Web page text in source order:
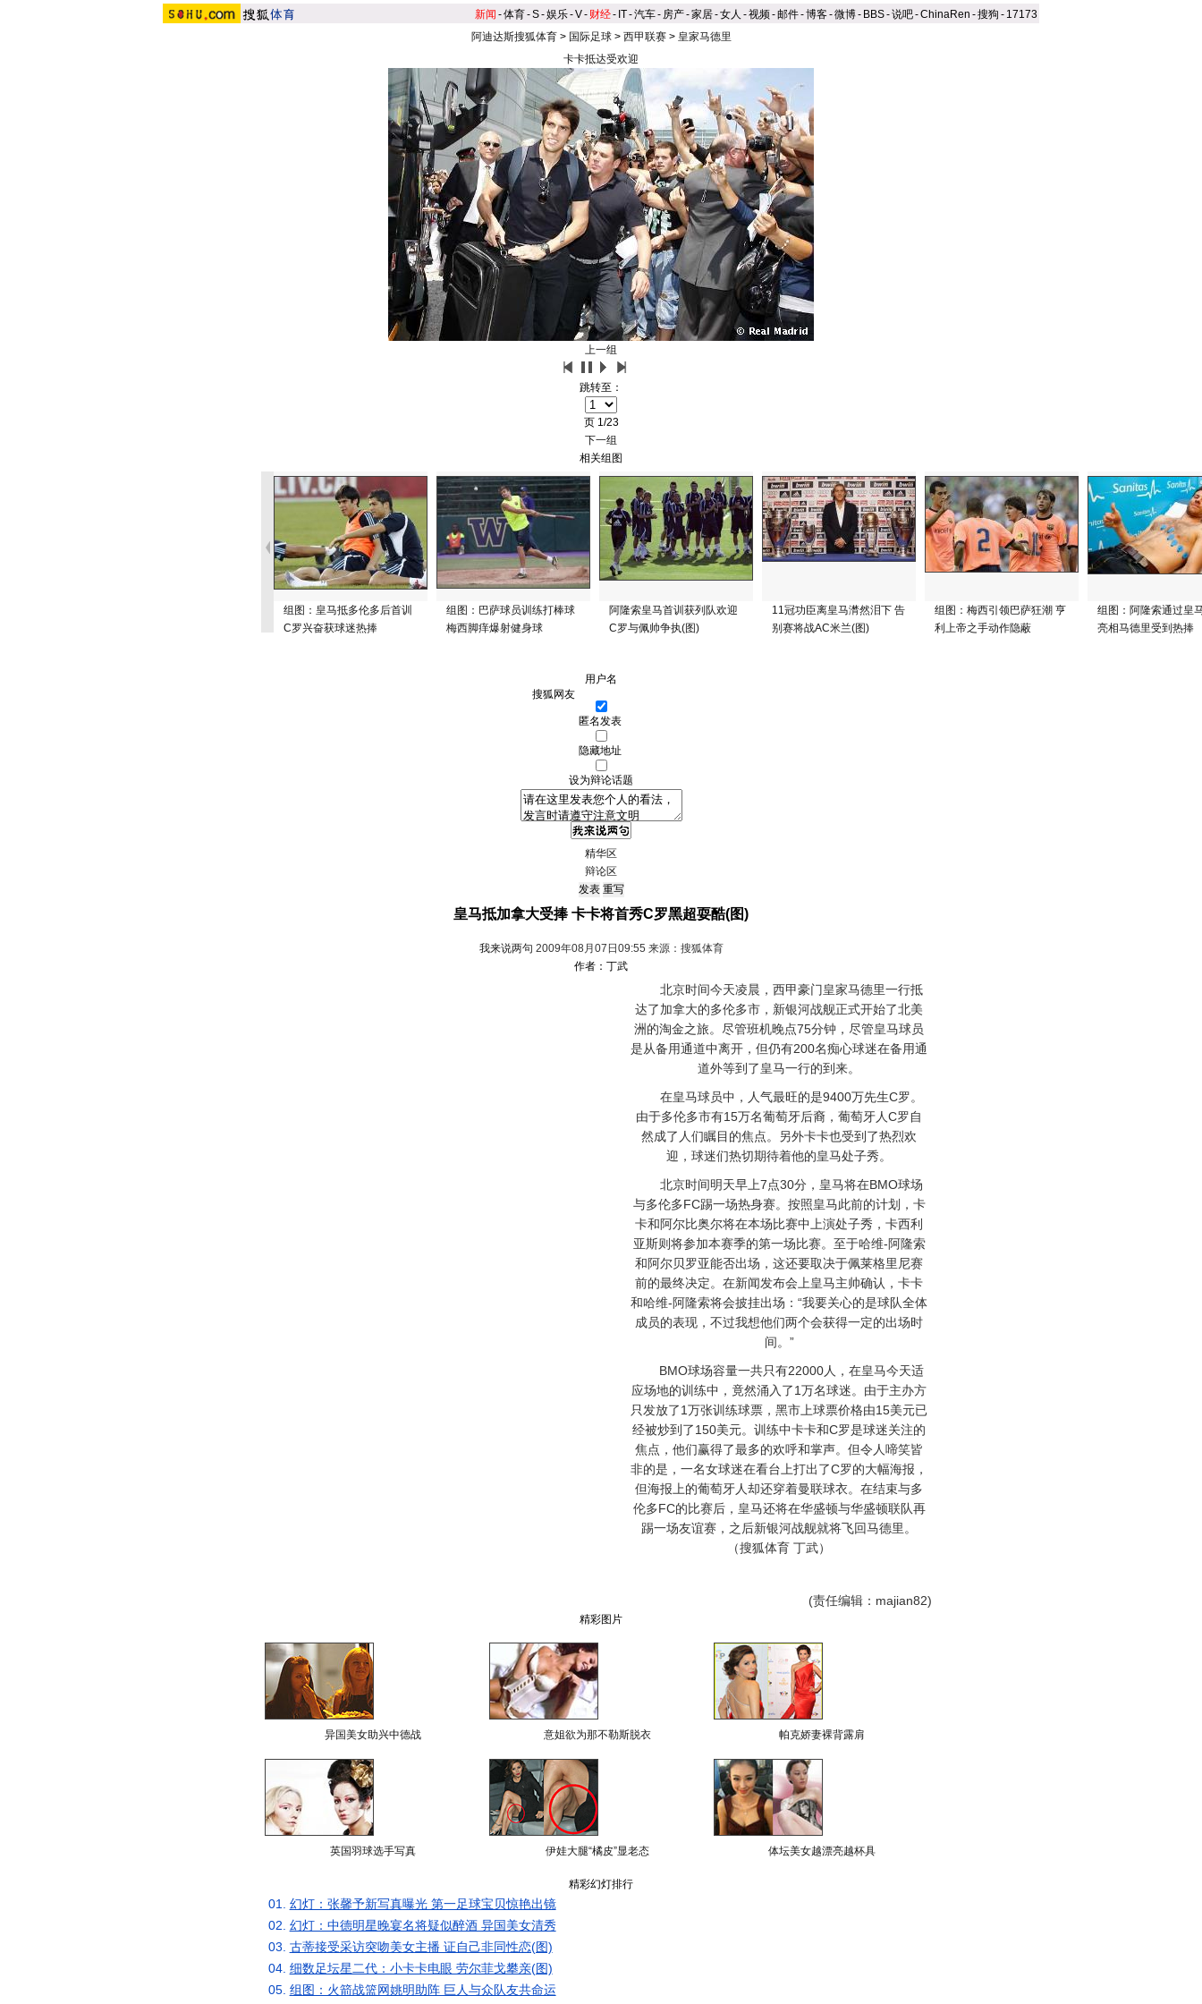
新闻 -体育-S-娱乐-V- 财经- IT-汽车- 房产-家居-女人 -视频-邮件-博客-微博- BBS-说吧-ChinaRen -搜狗 - 17173
阿迪达斯搜狐体育> 国际足球> 西甲联赛> 皇家马德里
卡卡抵达受欢迎
上一组
跳转至：
页 1/23
下一组
相关组图
组图：皇马抵多伦多后首训
C罗兴奋获球迷热捧
组图：巴萨球员训练打棒球
梅西脚痒爆射健身球
阿隆索皇马首训获列队欢迎
C罗与佩帅争执(图)
11冠功臣离皇马潸然泪下 告
别赛将战AC米兰(图)
组图：梅西引领巴萨狂潮 亨
利上帝之手动作隐蔽
组图：阿隆索通过皇
亮相马德里受到热捧
用户名
匿名发表
隐藏地址
设为辩论话题
精华区
辩论区
皇马抵加拿大受捧 卡卡将首秀C罗黑超耍酷(图)
我来说两句 2009年08月07日09:55 来源：搜狐体育
作者：丁武
北京时间今天凌晨，西甲豪门皇家马德里一行抵
达了加拿大的多伦多市，新银河战舰正式开始了北美
洲的淘金之旅。尽管班机晚点75分钟，尽管皇马球员
是从备用通道中离开，但仍有200名痴心球迷在备用通
道外等到了皇马一行的到来。
在皇马球员中，人气最旺的是9400万先生C罗。
由于多伦多市有15万名葡萄牙后裔，葡萄牙人C罗自
然成了人们瞩目的焦点。另外卡卡也受到了热烈欢
迎，球迷们热切期待着他的皇马处子秀。
北京时间明天早上7点30分，皇马将在BMO球场
与多伦多FC踢一场热身赛。按照皇马此前的计划，卡
卡和阿尔比奥尔将在本场比赛中上演处子秀，卡西利
亚斯则将参加本赛季的第一场比赛。至于哈维-阿隆索
和阿尔贝罗亚能否出场，这还要取决于佩莱格里尼赛
前的最终决定。在新闻发布会上皇马主帅确认，卡卡
和哈维-阿隆索将会披挂出场：“我要关心的是球队全体
成员的表现，不过我想他们两个会获得一定的出场时
间。”
BMO球场容量一共只有22000人，在皇马今天适
应场地的训练中，竟然涌入了1万名球迷。由于主办方
只发放了1万张训练球票，黑市上球票价格由15美元已
经被炒到了150美元。训练中卡卡和C罗是球迷关注的
焦点，他们赢得了最多的欢呼和掌声。但令人啼笑皆
非的是，一名女球迷在看台上打出了C罗的大幅海报，
但海报上的葡萄牙人却还穿着曼联球衣。在结束与多
伦多FC的比赛后，皇马还将在华盛顿与华盛顿联队再
踢一场友谊赛，之后新银河战舰就将飞回马德里。
（搜狐体育 丁武）
(责任编辑：majian82)
精彩图片
异国美女助兴中德战 意姐欲为那不勒斯脱衣 帕克娇妻裸背露肩
英国羽球选手写真 伊娃大腿“橘皮”显老态 体坛美女越漂亮越杯具
精彩幻灯排行
01. 幻灯：张馨予新写真曝光 第一足球宝贝惊艳出镜
02. 幻灯：中德明星晚宴名将疑似醉酒 异国美女清秀
03. 古蒂接受采访突吻美女主播 证自己非同性恋(图)
04. 细数足坛星二代：小卡卡电眼 劳尔菲戈攀亲(图)
05. 组图：火箭战篮网姚明助阵 巨人与众队友共命运